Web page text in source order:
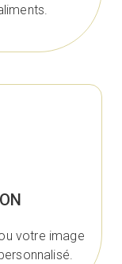
votre image